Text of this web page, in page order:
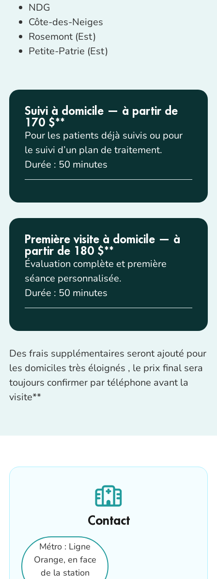
NDG
Côte-des-Neiges
Rosemont (Est)
Petite-Patrie (Est)
Suivi à domicile — à partir de
170 $**
Pour les patients déjà suivis ou pour
le suivi d’un plan de traitement.
Durée : 50 minutes
Première visite à domicile — à
partir de 180 $**
Évaluation complète et première
séance personnalisée.
Durée : 50 minutes
Des frais supplémentaires seront ajouté pour
les domiciles très éloignés , le prix final sera
toujours confirmer par téléphone avant la
visite**
Contact
Métro : Ligne
Orange, en face
de la station